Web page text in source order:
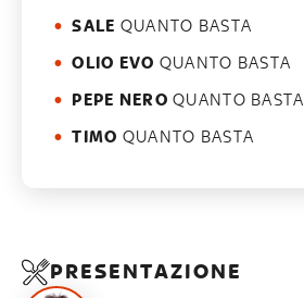
SALE QUANTO BASTA
OLIO EVO QUANTO BASTA
PEPE NERO QUANTO BASTA
TIMO QUANTO BASTA
PRESENTAZIONE